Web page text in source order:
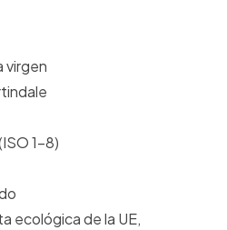
virgen
1-8)
ecológica de la UE,